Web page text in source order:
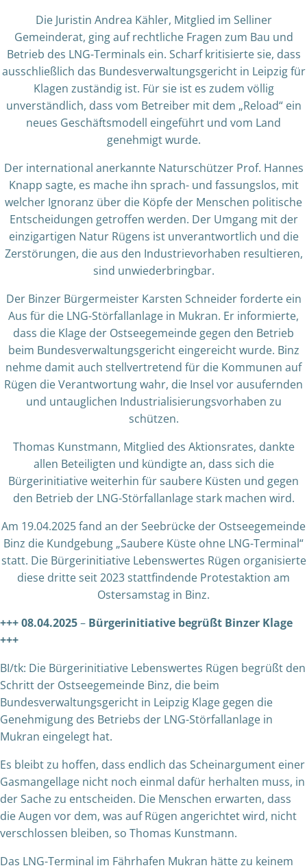
Die Juristin Andrea Kähler, Mitglied im Selliner
Gemeinderat, ging auf rechtliche Fragen zum Bau und
Betrieb des LNG-Terminals ein. Scharf kritisierte sie, dass
ausschließlich das Bundesverwaltungsgericht in Leipzig für
Klagen zuständig ist. Für sie ist es zudem völlig
unverständlich, dass vom Betreiber mit dem „Reload“ ein
neues Geschäftsmodell eingeführt und vom Land
genehmigt wurde.
Der international anerkannte Naturschützer Prof. Hannes
Knapp sagte, es mache ihn sprach- und fassungslos, mit
welcher Ignoranz über die Köpfe der Menschen politische
Entscheidungen getroffen werden. Der Umgang mit der
einzigartigen Natur Rügens ist unverantwortlich und die
Zerstörungen, die aus den Industrievorhaben resultieren,
sind unwiederbringbar.
Der Binzer Bürgermeister Karsten Schneider forderte ein
Aus für die LNG-Störfallanlage in Mukran. Er informierte,
dass die Klage der Ostseegemeinde gegen den Betrieb
beim Bundesverwaltungsgericht eingereicht wurde. Binz
nehme damit auch stellvertretend für die Kommunen auf
Rügen die Verantwortung wahr, die Insel vor ausufernden
und untauglichen Industrialisierungsvorhaben zu
schützen.
Thomas Kunstmann, Mitglied des Aktionsrates, dankte
allen Beteiligten und kündigte an, dass sich die
Bürgerinitiative weiterhin für saubere Küsten und gegen
den Betrieb der LNG-Störfallanlage stark machen wird.
Am 19.04.2025 fand an der Seebrücke der Ostseegemeinde
Binz die Kundgebung „Saubere Küste ohne LNG-Terminal“
statt. Die Bürgerinitiative Lebenswertes Rügen organisierte
diese dritte seit 2023 stattfindende Protestaktion am
Ostersamstag in Binz.
+++ 08.04.2025– Bürgerinitiative begrüßt Binzer Klage
+++
BI/tk: Die Bürgerinitiative Lebenswertes Rügen begrüßt den
Schritt der Ostseegemeinde Binz, die beim
Bundesverwaltungsgericht in Leipzig Klage gegen die
Genehmigung des Betriebs der LNG-Störfallanlage in
Mukran eingelegt hat.
Es bleibt zu hoffen, dass endlich das Scheinargument einer
Gasmangellage nicht noch einmal dafür herhalten muss, in
der Sache zu entscheiden. Die Menschen erwarten, dass
die Augen vor dem, was auf Rügen angerichtet wird, nicht
verschlossen bleiben, so Thomas Kunstmann.
Das LNG-Terminal im Fährhafen Mukran hätte zu keinem